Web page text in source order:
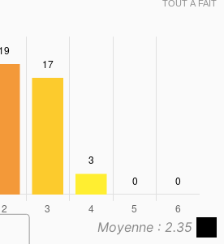
TOUT À FAIT
Moyenne : 2.35